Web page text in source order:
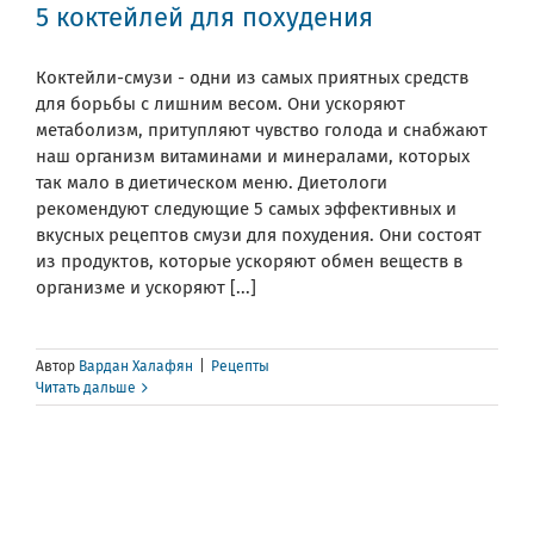
5 коктейлей для похудения
Коктейли-смузи - одни из самых приятных средств
для борьбы с лишним весом. Они ускоряют
метаболизм, притупляют чувство голода и снабжают
наш организм витаминами и минералами, которых
так мало в диетическом меню. Диетологи
рекомендуют следующие 5 самых эффективных и
вкусных рецептов смузи для похудения. Они состоят
из продуктов, которые ускоряют обмен веществ в
организме и ускоряют [...]
Автор Вардан Халафян
Рецепты
Читать дальше